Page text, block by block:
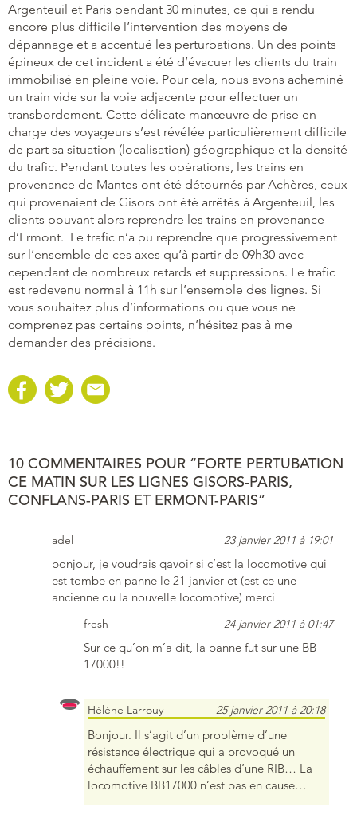
Argenteuil et Paris pendant 30 minutes, ce qui a rendu
encore plus difficile l’intervention des moyens de
dépannage et a accentué les perturbations. Un des points
épineux de cet incident a été d’évacuer les clients du train
immobilisé en pleine voie. Pour cela, nous avons acheminé
un train vide sur la voie adjacente pour effectuer un
transbordement. Cette délicate manœuvre de prise en
charge des voyageurs s’est révélée particulièrement difficile
de part sa situation (localisation) géographique et la densité
du trafic. Pendant toutes les opérations, les trains en
provenance de Mantes ont été détournés par Achères, ceux
qui provenaient de Gisors ont été arrêtés à Argenteuil, les
clients pouvant alors reprendre les trains en provenance
d’Ermont. Le trafic n’a pu reprendre que progressivement
sur l’ensemble de ces axes qu’à partir de 09h30 avec
cependant de nombreux retards et suppressions. Le trafic
est redevenu normal à 11h sur l’ensemble des lignes. Si
vous souhaitez plus d’informations ou que vous ne
comprenez pas certains points, n’hésitez pas à me
demander des précisions.
10 COMMENTAIRES POUR “FORTE PERTUBATION
CE MATIN SUR LES LIGNES GISORS-PARIS,
CONFLANS-PARIS ET ERMONT-PARIS”
adel 23 janvier 2011 à 19:01
bonjour, je voudrais qavoir si c’est la locomotive qui
est tombe en panne le 21 janvier et (est ce une
ancienne ou la nouvelle locomotive) merci
fresh 24 janvier 2011 à 01:47
Sur ce qu’on m’a dit, la panne fut sur une BB
17000!!
Hélène Larrouy 25 janvier 2011 à 20:18
Bonjour. Il s’agit d’un problème d’une
résistance électrique qui a provoqué un
échauffement sur les câbles d’une RIB… La
locomotive BB17000 n’est pas en cause…